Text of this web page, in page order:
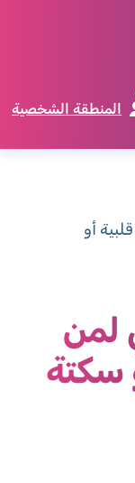
المنطقة الشخصية
أو
لمن
سكتة